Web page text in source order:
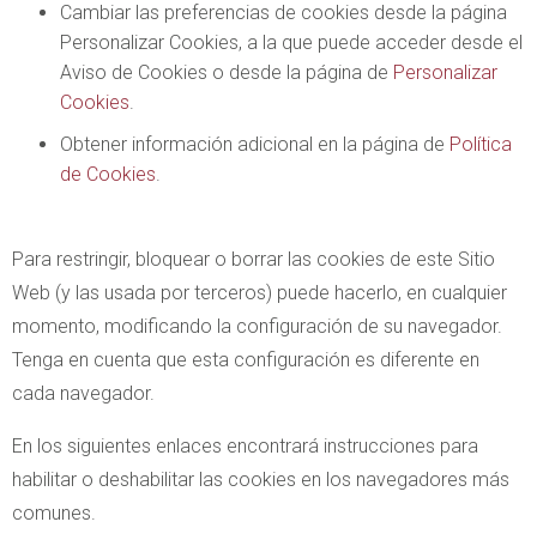
Cambiar las preferencias de cookies desde la página
Personalizar Cookies, a la que puede acceder desde el
Aviso de Cookies o desde la página de Personalizar
Cookies.
Obtener información adicional en la página de Política
de Cookies.
Para restringir, bloquear o borrar las cookies de este Sitio
Web (y las usada por terceros) puede hacerlo, en cualquier
momento, modificando la configuración de su navegador.
Tenga en cuenta que esta configuración es diferente en
cada navegador.
En los siguientes enlaces encontrará instrucciones para
habilitar o deshabilitar las cookies en los navegadores más
comunes.